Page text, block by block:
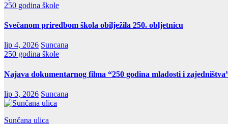
250 godina škole
Svečanom priredbom škola obilježila 250. obljetnicu
lip 4, 2026 Suncana
250 godina škole
Najava dokumentarnog filma “250 godina mladosti i
lip 3, 2026 Suncana
Sunčana ulica